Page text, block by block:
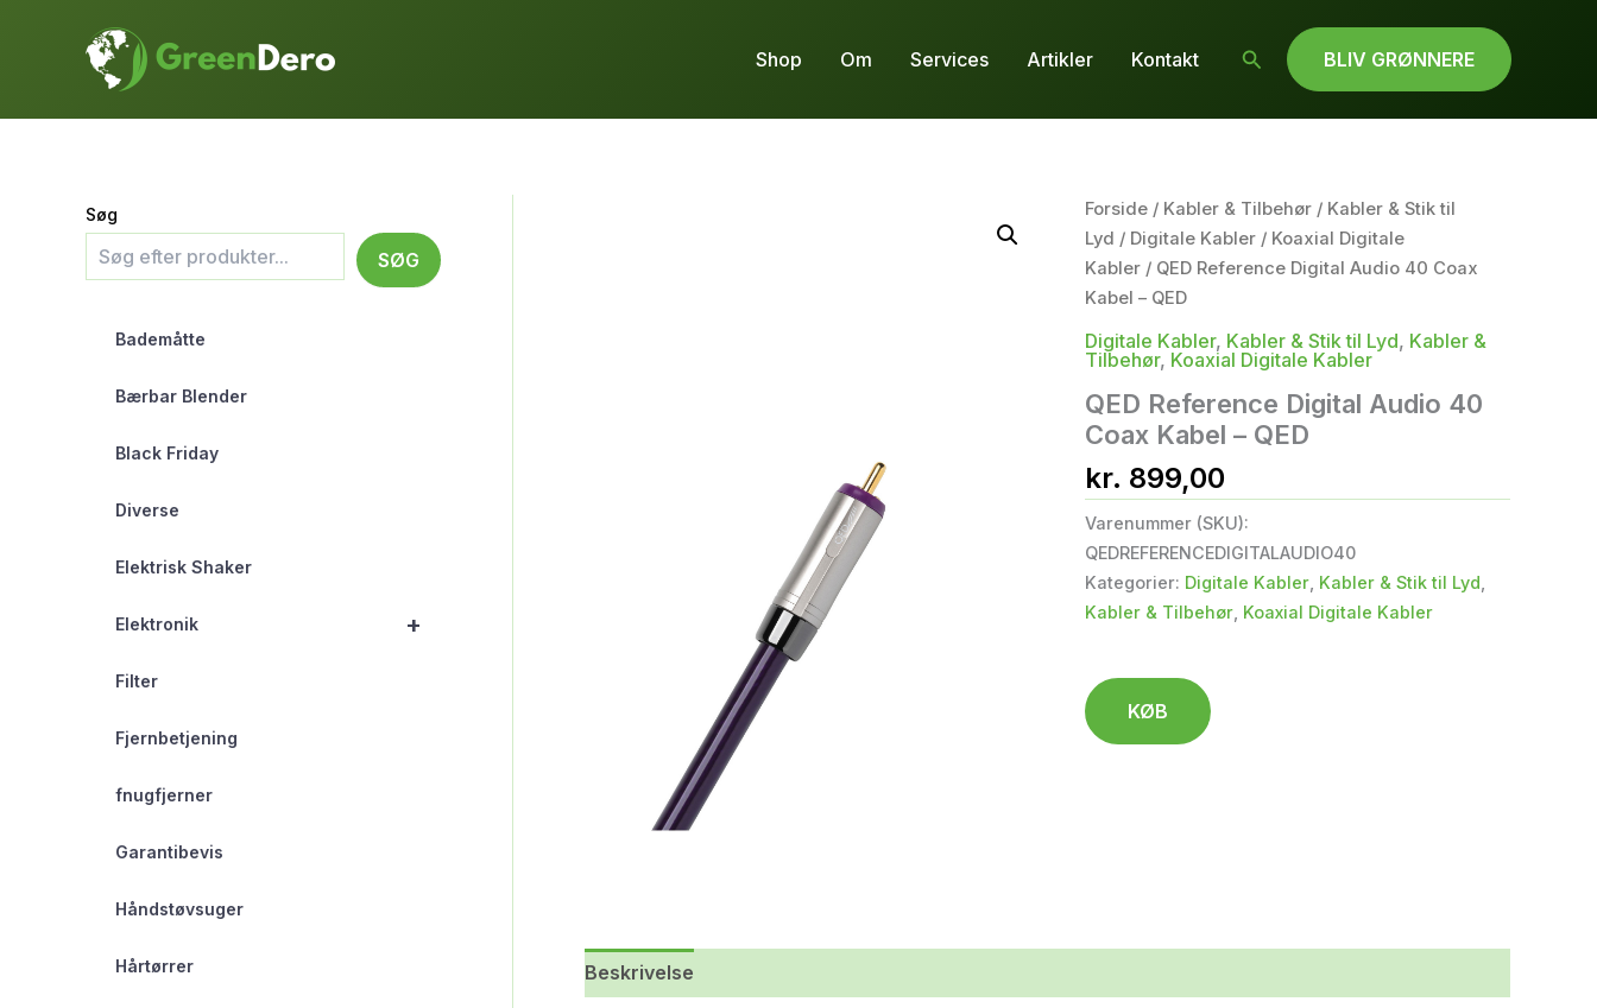
Shop Om Services Artikler Kontakt Søg BLIV GRØNNERE
Søg
SØG
Bademåtte
Bærbar Blender
Black Friday
Diverse
Elektrisk Shaker
+
Elektronik
Filter
Fjernbetjening
fnugfjerner
Garantibevis
Håndstøvsuger
Hårtørrer
Forside/ Kabler & Tilbehør/ Kabler & Stik til
Lyd / Digitale Kabler/ Koaxial Digitale
Kabler/ QED Reference Digital Audio 40 Coax
Kabel – QED
Digitale Kabler, Kabler & Stik til Lyd, Kabler &
Tilbehør, Koaxial Digitale Kabler
QED Reference Digital Audio 40
Coax Kabel – QED
kr. 899,00
Varenummer (SKU):
QEDREFERENCEDIGITALAUDIO40
Kategorier: Digitale Kabler, Kabler & Stik til Lyd
Kabler & Tilbehør, Koaxial Digitale Kabler
KØB
Beskrivelse